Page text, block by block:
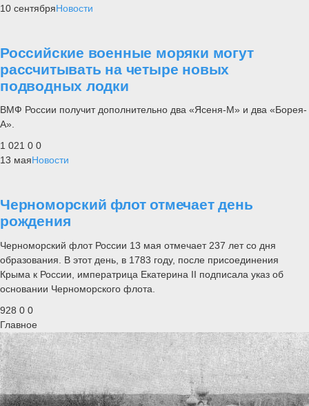
10 сентябряНовости
Российские военные моряки могут
рассчитывать на четыре новых
подводных лодки
ВМФ России получит дополнительно два «Ясеня-М» и два «Борея-
А».
1 021 0 0
13 маяНовости
Черноморский флот отмечает день
рождения
Черноморский флот России 13 мая отмечает 237 лет со дня
образования. В этот день, в 1783 году, после присоединения
Крыма к России, императрица Екатерина II подписала указ об
основании Черноморского флота.
928 0 0
Главное